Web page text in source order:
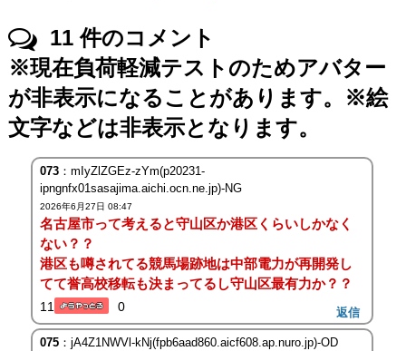
11件のコメント
※現在負荷軽減テストのためアバター
が非表示になることがあります。※絵
文字などは非表示となります。
073：mIyZlZGEz-zYm(p20231-
ipngnfx01sasajima.aichi.ocn.ne.jp)-NG
2026年6月27日 08:47
名古屋市って考えると守山区か港区くらいしかなく
ない？？
港区も噂されてる競馬場跡地は中部電力が再開発し
てて誉高校移転も決まってるし守山区最有力か？？
11 0 返信
075：jA4Z1NWVl-kNj(fpb6aad860.aicf608.ap.nuro.jp)-OD